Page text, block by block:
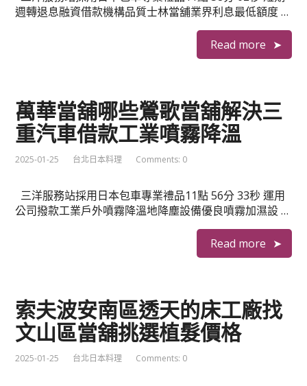
週轉退息融資借款機構品質士林當舖業界利息最低額度 …
Read more
萬華當舖哪些鶯歌當舖解決三
重汽車借款工業噴霧降溫
2025-01-25 台北日本料理 Comments: 0
三洋服務站採用日本包車專業禮品11點 56分 33秒 運用
公司撥款工業戶外噴霧降溫地降塵設備優良噴霧加濕設 …
Read more
索夫波安南區透天的床工廠找
文山區當舖挑選植髮價格
2025-01-25 台北日本料理 Comments: 0